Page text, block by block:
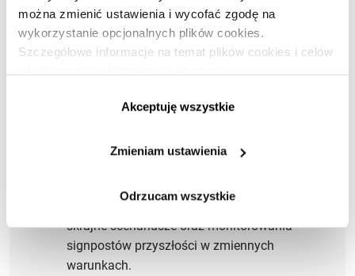
można zmienić ustawienia i wycofać zgodę na
wykorzystanie opcjonalnych plików cookies.
Szczegółowe informacje na temat plików cookies i celów
Akceptuję wszystkie
Zmieniam ustawienia
Odrzucam wszystkie
Korzyści dla lidera
strategii foresightowych odpornych na
skrajne scenariusze oraz monitorowania
signpostów przyszłości w zmiennych
warunkach.